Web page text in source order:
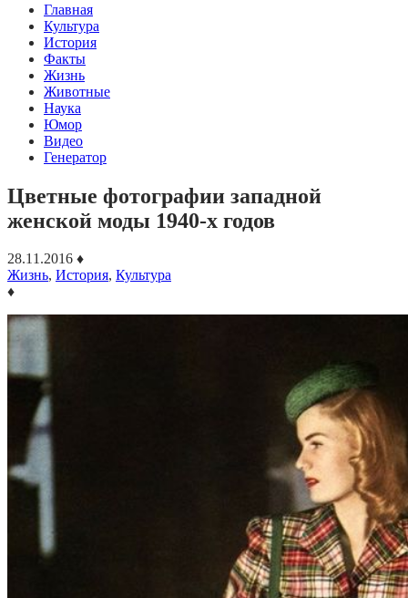
Главная
Культура
История
Факты
Жизнь
Животные
Наука
Юмор
Видео
Генератор
Цветные фотографии западной
женской моды 1940-х годов
28.11.2016 ♦
Жизнь, История, Культура
♦